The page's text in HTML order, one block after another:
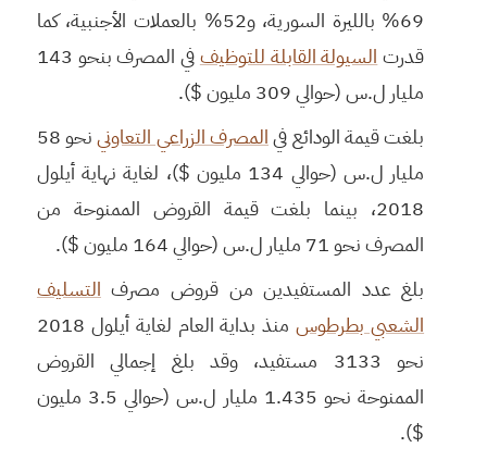
69% بالليرة السورية، و52% بالعملات الأجنبية، كما
قدرت السيولة القابلة للتوظيف
في المصرف بنحو 143
مليار ل.س (حوالي 309 مليون $).
بلغت قيمة الودائع فيالمصرف الزراعي التعاوني
نحو 58
مليار ل.س (حوالي 134 مليون $)، لغاية نهاية أيلول
2018، بينما بلغت قيمة القروض الممنوحة من
المصرف نحو 71 مليار ل.س (حوالي 164 مليون $).
بلغ عدد المستفيدين من قروض مصرف التسليف
الشعبي بطرطوس
منذ بداية العام لغاية أيلول 2018
نحو 3133 مستفيد، وقد بلغ إجمالي القروض
الممنوحة نحو 1.435 مليار ل.س (حوالي 3.5 مليون
$).